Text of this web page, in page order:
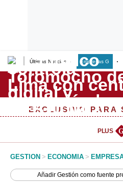
Últimas Noticias Empresas G
Lo último
Peru Quiosco
Management & Empleo
EXCLUSIVO PARA
PLUS
GESTION > ECONOMIA >
AñadirGestión como fuente